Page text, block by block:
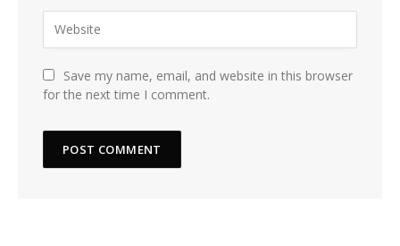
Save my name, email, and website in this browser
for the next time I comment.